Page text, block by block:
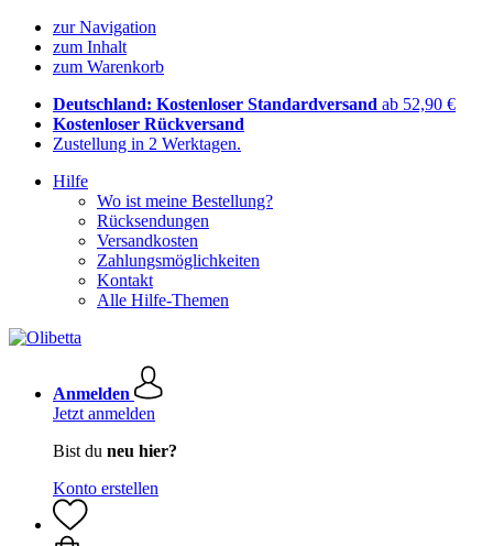
zur Navigation
zum Inhalt
zum Warenkorb
Deutschland: Kostenloser Standardversand ab 52,90 €
Kostenloser Rückversand
Zustellung in 2 Werktagen.
Hilfe
Wo ist meine Bestellung?
Rücksendungen
Versandkosten
Zahlungsmöglichkeiten
Kontakt
Alle Hilfe-Themen
Anmelden
Jetzt anmelden
Bist du neu hier?
Konto erstellen